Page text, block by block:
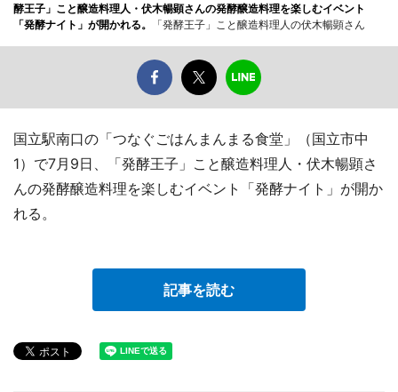
酵王子」こと醸造料理人・伏木暢顕さんの発酵醸造料理を楽しむイベント
「発酵ナイト」が開かれる。
「発酵王子」こと醸造料理人の伏木暢顕さん
国立駅南口の「つなぐごはんまんまる食堂」（国立市中
1）で7月9日、「発酵王子」こと醸造料理人・伏木暢顕さ
んの発酵醸造料理を楽しむイベント「発酵ナイト」が開か
れる。
記事を読む